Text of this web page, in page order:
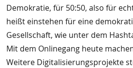
Demokratie, für 50:50, also für
heißt einstehen für eine
Gesellschaft, wie unter dem
Mit dem Onlinegang heute
Weitere Digitalisierungsprojekte